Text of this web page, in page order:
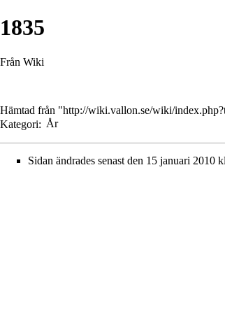
1835
Från Wiki
Hämtad från "http://wiki.vallon.se/wiki/
Kategori: År
Sidan ändrades senast den 15 januari 2010